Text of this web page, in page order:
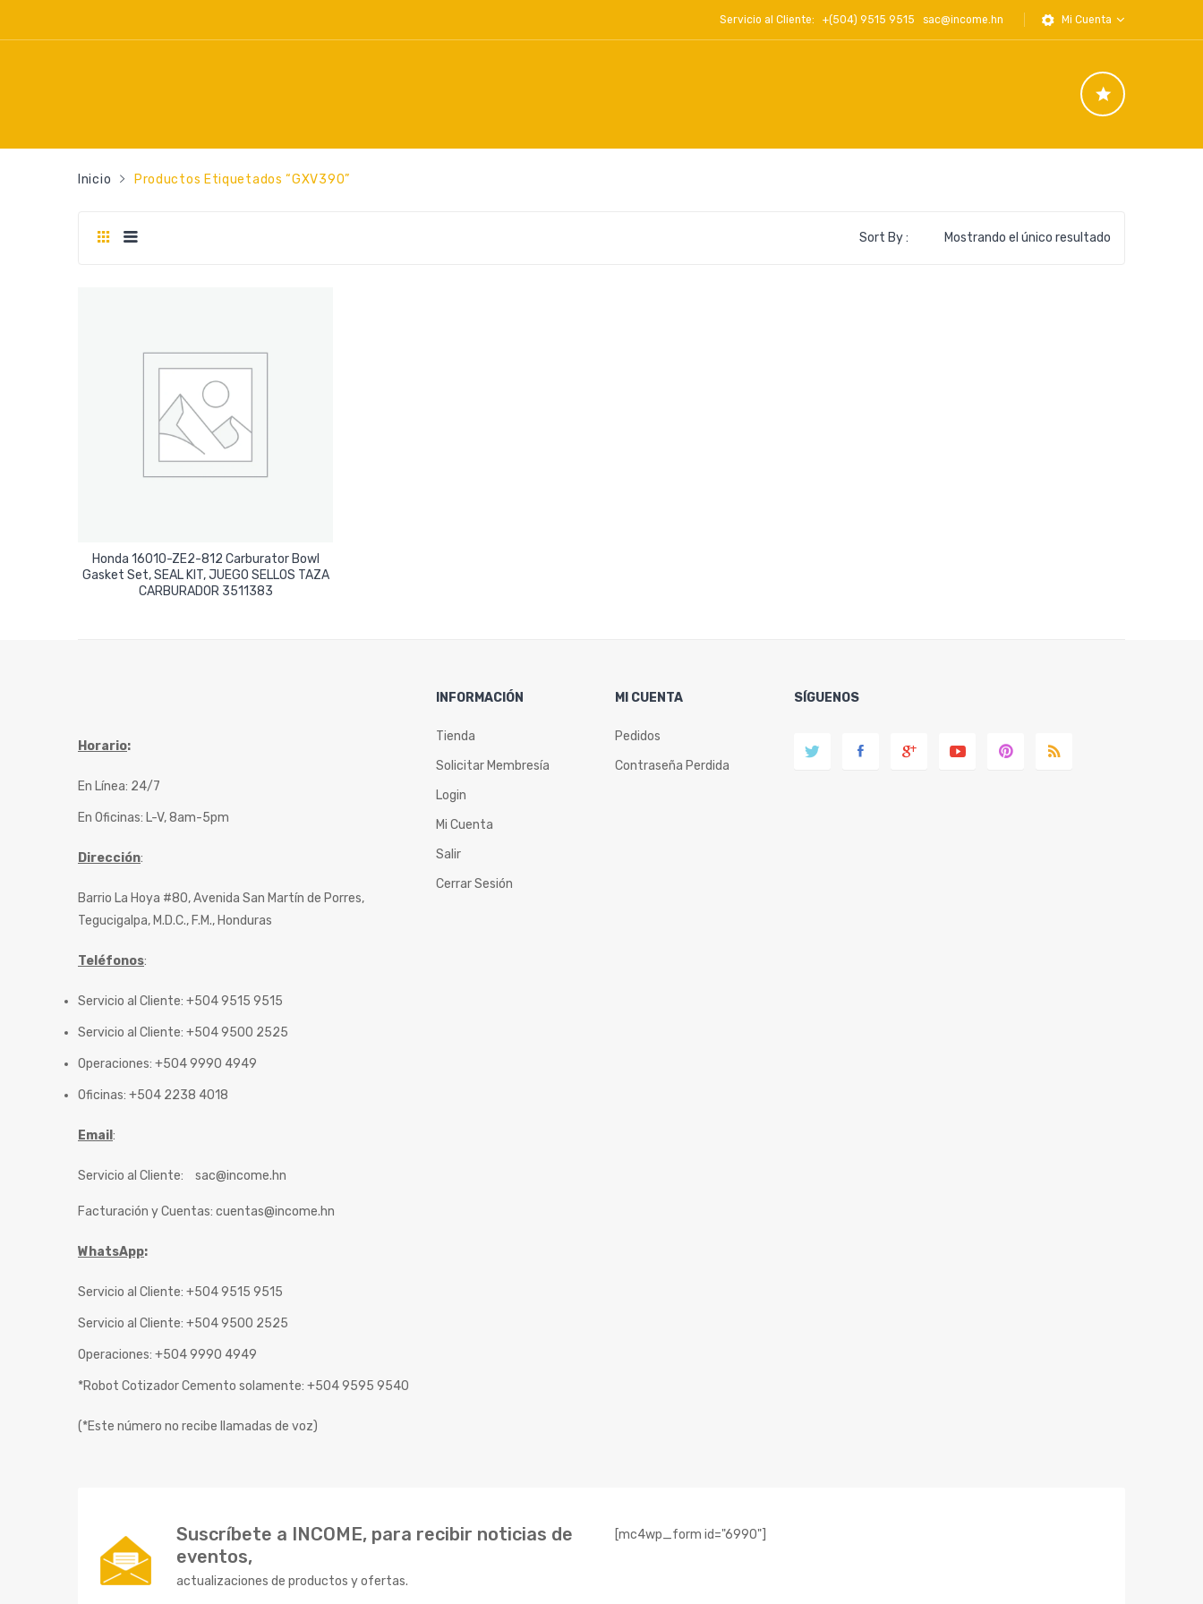
Servicio al Cliente: +(504) 9515 9515 sac@income.hn Mi Cuenta
Inicio Productos Etiquetados “GXV390”
Mostrando el único resultado
Sort By :
Honda 16010-ZE2-812 Carburator Bowl
Gasket Set, SEAL KIT, JUEGO SELLOS TAZA
CARBURADOR 3511383
Leer Más
Horario:
En Línea: 24/7
En Oficinas: L-V, 8am-5pm
Dirección:
Barrio La Hoya #80, Avenida San Martín de Porres,
Tegucigalpa, M.D.C., F.M., Honduras
Teléfonos:
Servicio al Cliente: +504 9515 9515
Servicio al Cliente: +504 9500 2525
Operaciones: +504 9990 4949
Oficinas: +504 2238 4018
Email :
Servicio al Cliente: sac@income.hn
Facturación y Cuentas: cuentas@income.hn
WhatsApp:
Servicio al Cliente: +504 9515 9515
Servicio al Cliente: +504 9500 2525
Operaciones: +504 9990 4949
*Robot Cotizador Cemento solamente: +504 9595 9540
(*Este número no recibe llamadas de voz)
INFORMACIÓN
Tienda
Solicitar Membresía
Login
Mi Cuenta
Salir
Cerrar Sesión
MI CUENTA
Pedidos
Contraseña Perdida
SÍGUENOS
Suscríbete a INCOME, para recibir noticias de
eventos,
actualizaciones de productos y ofertas.
[mc4wp_form id="6990"]